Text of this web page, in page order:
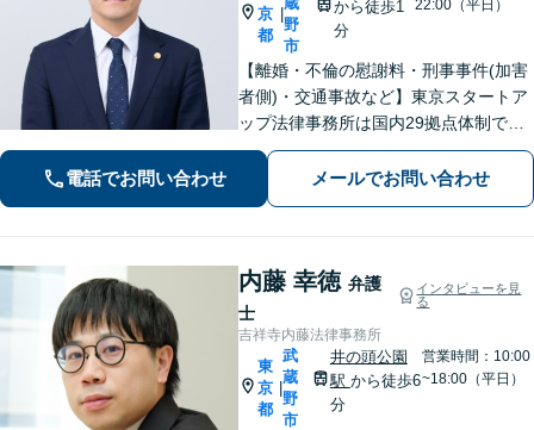
京
都
|
野
市
から徒歩1
分
22:00（平日）
【離婚・不倫の慰謝料・刑事事件(加害
者側)・交通事故など】東京スタートア
ップ法律事務所は国内29拠点体制で全
国対応！【ご自宅からの電話相談にも
対応(法律相談は完全予約制)】各分野で
専門性の高い弁護士が寄り添い解決を
電話でお問い合わせ メールでお問い合わせ
内藤 幸徳 弁護
士
インタビューを見
る
吉祥寺内藤法律事務所
東
京
都
武
蔵
野
市
井の頭公園
駅 から徒歩6
分
営業時間：10:00
~18:00（平日）